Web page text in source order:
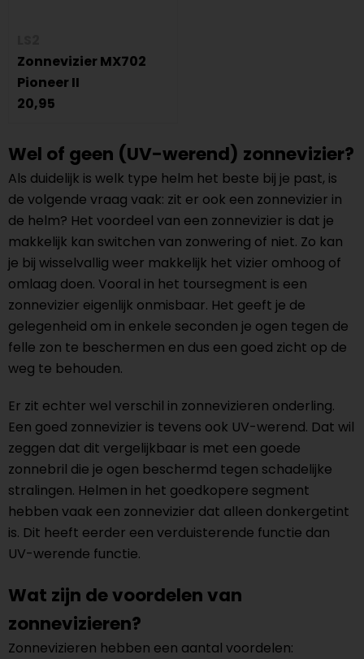
Zonnevizier MX702
Pioneer II
20,95
Wel of geen (UV-werend) zonnevizier?
Als duidelijk is welk type helm het beste bij je past, is
de volgende vraag vaak: zit er ook een zonnevizier in
de helm? Het voordeel van een zonnevizier is dat je
makkelijk kan switchen van zonwering of niet. Zo kan
je bij wisselvallig weer makkelijk het vizier omhoog of
omlaag doen. Vooral in het toursegment is een
zonnevizier eigenlijk onmisbaar. Het geeft je de
gelegenheid om in enkele seconden je ogen tegen de
felle zon te beschermen en dus een goed zicht op de
weg te behouden.
Er zit echter wel verschil in zonnevizieren onderling.
Een goed zonnevizier is tevens ook UV-werend. Dat wil
zeggen dat dit vergelijkbaar is met een goede
zonnebril die je ogen beschermd tegen schadelijke
stralingen. Helmen in het goedkopere segment
hebben vaak een zonnevizier dat alleen donkergetint
is. Dit heeft eerder een verduisterende functie dan
UV-werende functie.
Wat zijn de voordelen van
zonnevizieren?
Zonnevizieren hebben een aantal voordelen: